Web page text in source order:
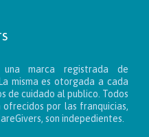
una marca registrada de
misma es otorgada a cada
de cuidado al publico. Todos
ofrecidos por las franquicias,
son indepedientes.